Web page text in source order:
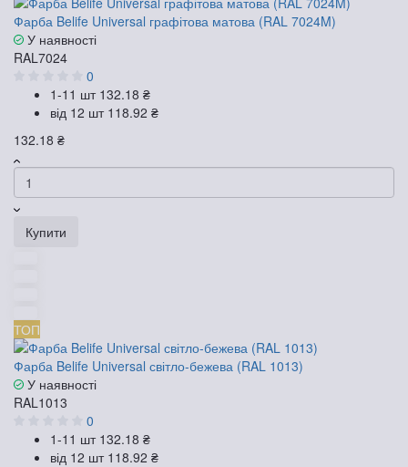
Фарба Belife Universal графітова матова (RAL 7024M)
У наявності
RAL7024
0
1-11 шт 132.18 ₴
від 12 шт 118.92 ₴
132.18 ₴
Купити
ТОП
Фарба Belife Universal світло-бежева (RAL 1013)
У наявності
RAL1013
0
1-11 шт 132.18 ₴
від 12 шт 118.92 ₴